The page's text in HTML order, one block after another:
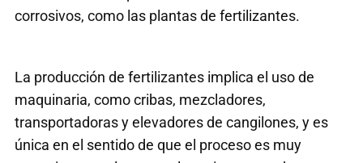
corrosivos, como las plantas de fertilizantes.
La producción de fertilizantes implica el uso de
maquinaria, como cribas, mezcladores,
transportadoras y elevadores de cangilones, y es
única en el sentido de que el proceso es muy